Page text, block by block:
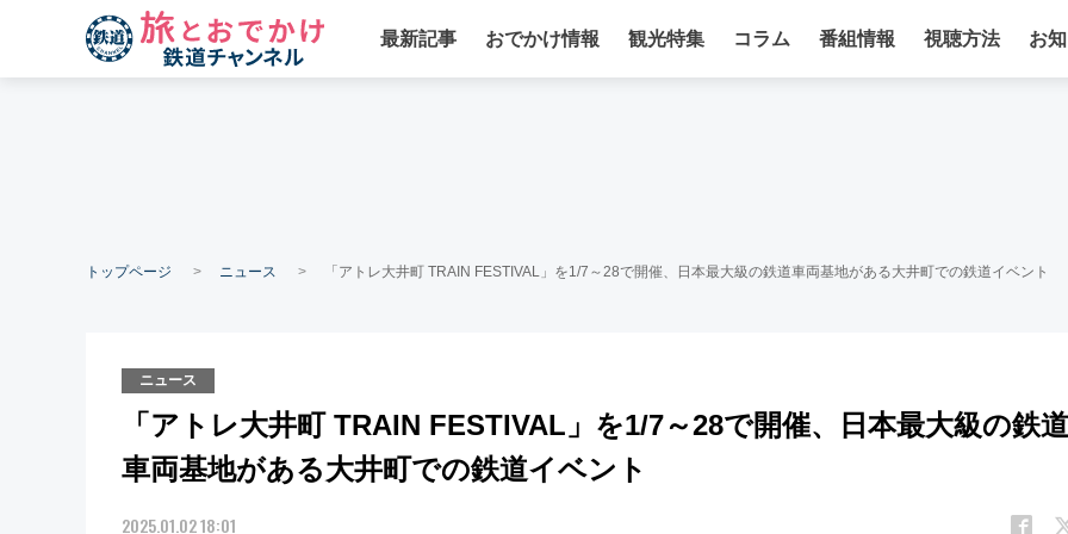
最新記事 おでかけ情報 観光特集 コラム 番組情報 視聴方法 お
トップページ ニュース 「アトレ大井町 TRAIN FESTIVAL」を1/7～28で開催、日本最大級の鉄道車両基地がある大井町での鉄道イベント
ニュース
「アトレ大井町 TRAIN FESTIVAL」を1/7～28で開催、日本最大級の鉄道
車両基地がある大井町での鉄道イベント
2025.01.02 18:01